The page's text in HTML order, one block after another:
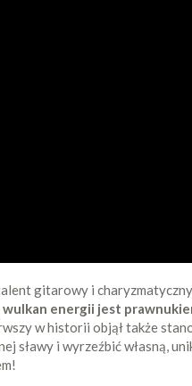
gitarowy i
energii jest
w historii objął także
sławy i wyrzeźbić własną,